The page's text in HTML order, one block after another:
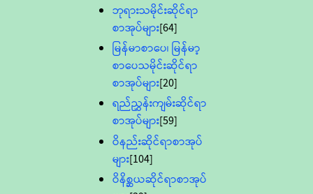
ဘုရားသမိုင်းဆိုင်ရာ
စာအုပ်များ[64]
မြန်မာစာပေ၊ မြန်မာ့
စာပေသမိုင်းဆိုင်ရာ
စာအုပ်များ[20]
ရည်ညွှန်းကျမ်းဆိုင်ရာ
စာအုပ်များ[59]
ဝိနည်းဆိုင်ရာစာအုပ်
များ[104]
ဝိနိစ္ဆယဆိုင်ရာစာအုပ်